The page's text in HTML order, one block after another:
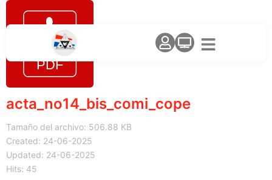
acta_no14_bis_comi_cope
Tamaño del archivo: 506.88 KB
Created: 24-06-2025
Updated: 24-06-2025
Hits: 45